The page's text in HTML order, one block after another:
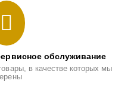
обслуживание
в качестве которых мы